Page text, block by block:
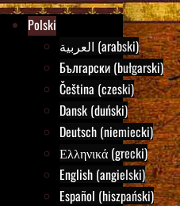
Polski
العربية (arabski)
Български (bułgarski)
Čeština (czeski)
Dansk (duński)
Deutsch (niemiecki)
Ελληνικά (grecki)
English (angielski)
Español (hiszpański)